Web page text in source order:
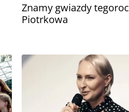
Znamy gwiazdy
Piotrkowa